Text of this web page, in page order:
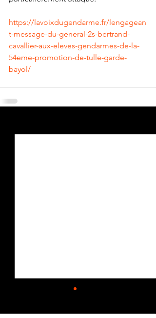
https://lavoixdugendarme.fr/lengagean
t-message-du-general-2s-bertrand-
cavallier-aux-eleves-gendarmes-de-la-
54eme-promotion-de-tulle-garde-
bayol/